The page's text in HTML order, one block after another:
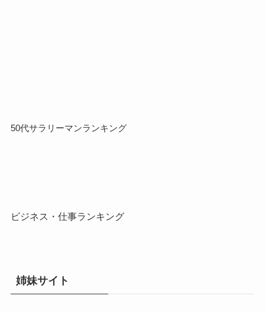
50代サラリーマンランキング
ビジネス・仕事ランキング
姉妹サイト